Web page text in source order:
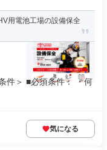
用電池工場の設備保全
件＞ ■必須条件： ・何
気になる